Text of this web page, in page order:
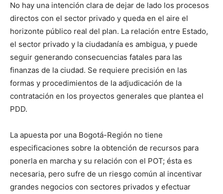
No hay una intención clara de dejar de lado los procesos
directos con el sector privado y queda en el aire el
horizonte público real del plan. La relación entre Estado,
el sector privado y la ciudadanía es ambigua, y puede
seguir generando consecuencias fatales para las
finanzas de la ciudad. Se requiere precisión en las
formas y procedimientos de la adjudicación de la
contratación en los proyectos generales que plantea el
PDD.
La apuesta por una Bogotá-Región no tiene
especificaciones sobre la obtención de recursos para
ponerla en marcha y su relación con el POT; ésta es
necesaria, pero sufre de un riesgo común al incentivar
grandes negocios con sectores privados y efectuar